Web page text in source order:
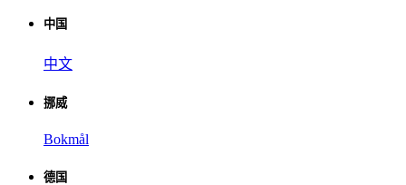
中国
中文
挪威
Bokmål
德国